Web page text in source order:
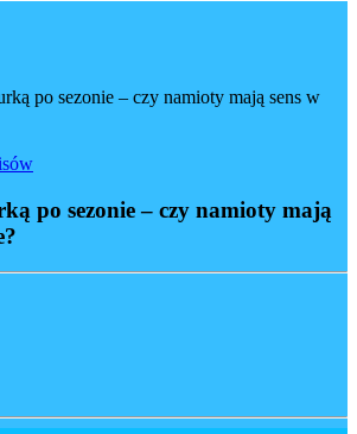
po sezonie – czy namioty mają sens w
po sezonie – czy namioty mają